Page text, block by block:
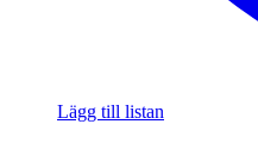
Lägg till listan